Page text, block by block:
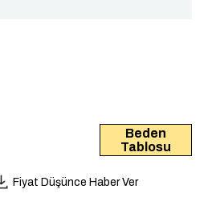
Beden
Tablosu
Fiyat Düşünce Haber Ver